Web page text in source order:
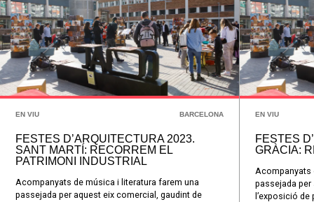
EN VIU BARCELONA
FESTES D’ARQUITECTURA 2023.
SANT MARTÍ: RECORREM EL
PATRIMONI INDUSTRIAL
Acompanyats de música i literatura farem una
passejada per aquest eix comercial, gaudint de
EN VIU
FESTES
GRÀCIA:
Acompanyats
passejada per
l’exposició de